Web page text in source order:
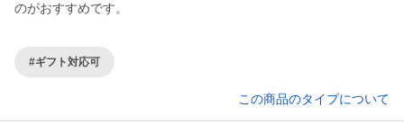
のがおすすめです。
#ギフト対応可
この商品のタイプについて